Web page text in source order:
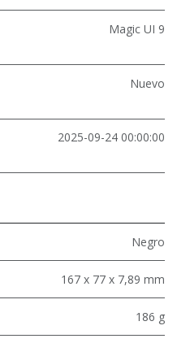
Magic UI 9
Nuevo
2025-09-24 00:00:00
Negro
167 x 77 x 7,89 mm
186 g